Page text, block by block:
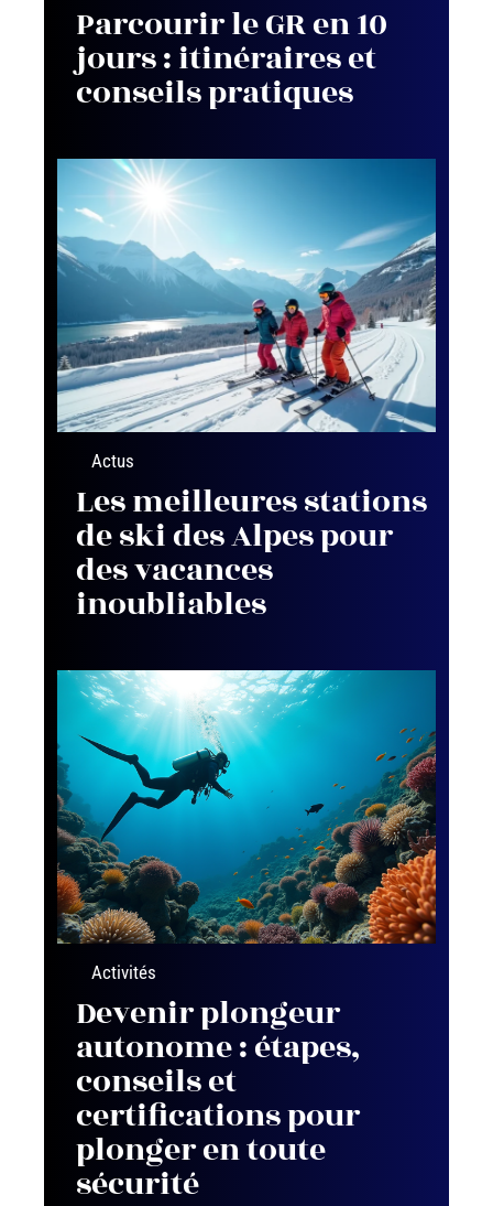
Parcourir le GR en 10
jours : itinéraires et
conseils pratiques
Actus
Les meilleures stations
de ski des Alpes pour
des vacances
inoubliables
Activités
Devenir plongeur
autonome : étapes,
conseils et
certifications pour
plonger en toute
sécurité